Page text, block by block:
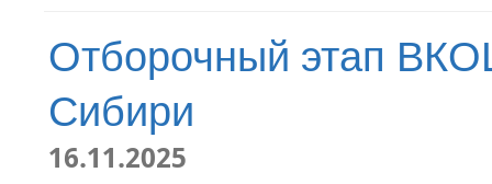
Отборочный этап
Сибири
16.11.2025